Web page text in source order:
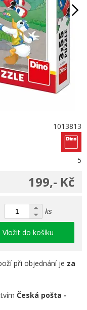
1013813
5
199,- Kč
ks
Vložit do košíku
při objednání je za
Česká pošta -